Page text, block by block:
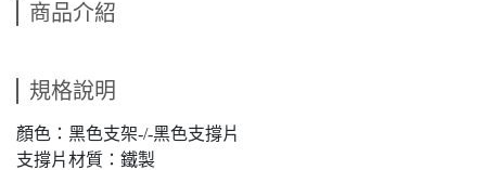
商品介紹
規格說明
顏色：黑色支架-/-黑色支撐片
支撐片材質：鐵製